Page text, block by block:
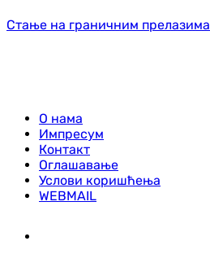
Стање на граничним прелазима
О нама
Импресум
Контакт
Оглашавање
Услови коришћења
WEBMAIL